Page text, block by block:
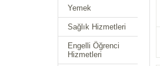
Yemek
Sağlık Hizmetleri
Engelli Öğrenci
Hizmetleri